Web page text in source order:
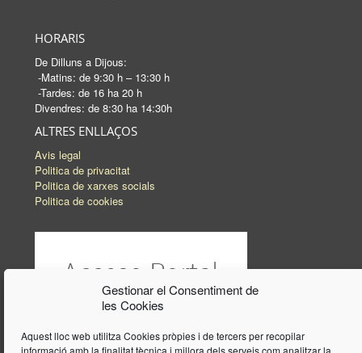
Gestionar el Consentiment de
les Cookies
Aquest lloc web utilitza Cookies pròpies i de tercers per recopilar
informació amb la finalitat tècnica i millora dels serveis com analitzar la
HORARIS
De Dilluns a Dijous:
-Matins: de 9:30 h – 13:30 h
-Tardes: de 16 ha 20 h
Divendres: de 8:30 ha 14:30h
ALTRES ENLLAÇOS
Avis legal
Politica de privacitat
Politica de xarxes socials
Politica de cookies